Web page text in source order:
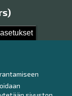
6780